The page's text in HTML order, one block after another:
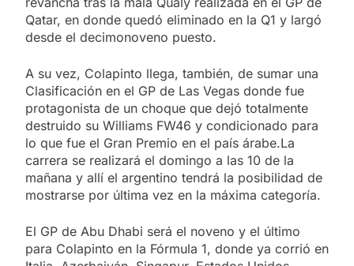
Qatar, en donde quedó eliminado en la Q1 y largó
desde el decimonoveno puesto.
A su vez, Colapinto llega, también, de sumar una
Clasificación en el GP de Las Vegas donde fue
protagonista de un choque que dejó totalmente
destruido su Williams FW46 y condicionado para
lo que fue el Gran Premio en el país árabe.La
carrera se realizará el domingo a las 10 de la
mañana y allí el argentino tendrá la posibilidad de
mostrarse por última vez en la máxima categoría.
El GP de Abu Dhabi será el noveno y el último
para Colapinto en la Fórmula 1, donde ya corrió en